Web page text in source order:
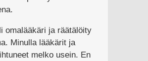
omalääkäri ja räätälöity
Minulla lääkärit ja
melko usein. En